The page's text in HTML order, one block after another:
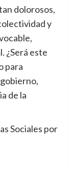
dolorosos,
y
¿Será este
para
de la
Sociales por